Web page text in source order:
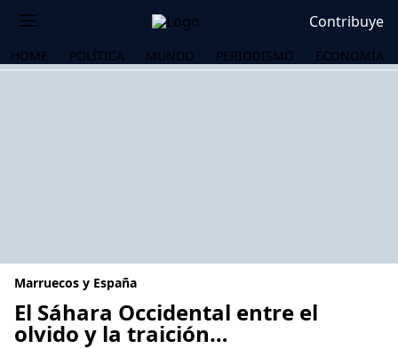
Contribuye
HOME POLÍTICA MUNDO PERIODISMO ECONOMÍA
Marruecos y España
El Sáhara Occidental entre el
olvido y la traición…